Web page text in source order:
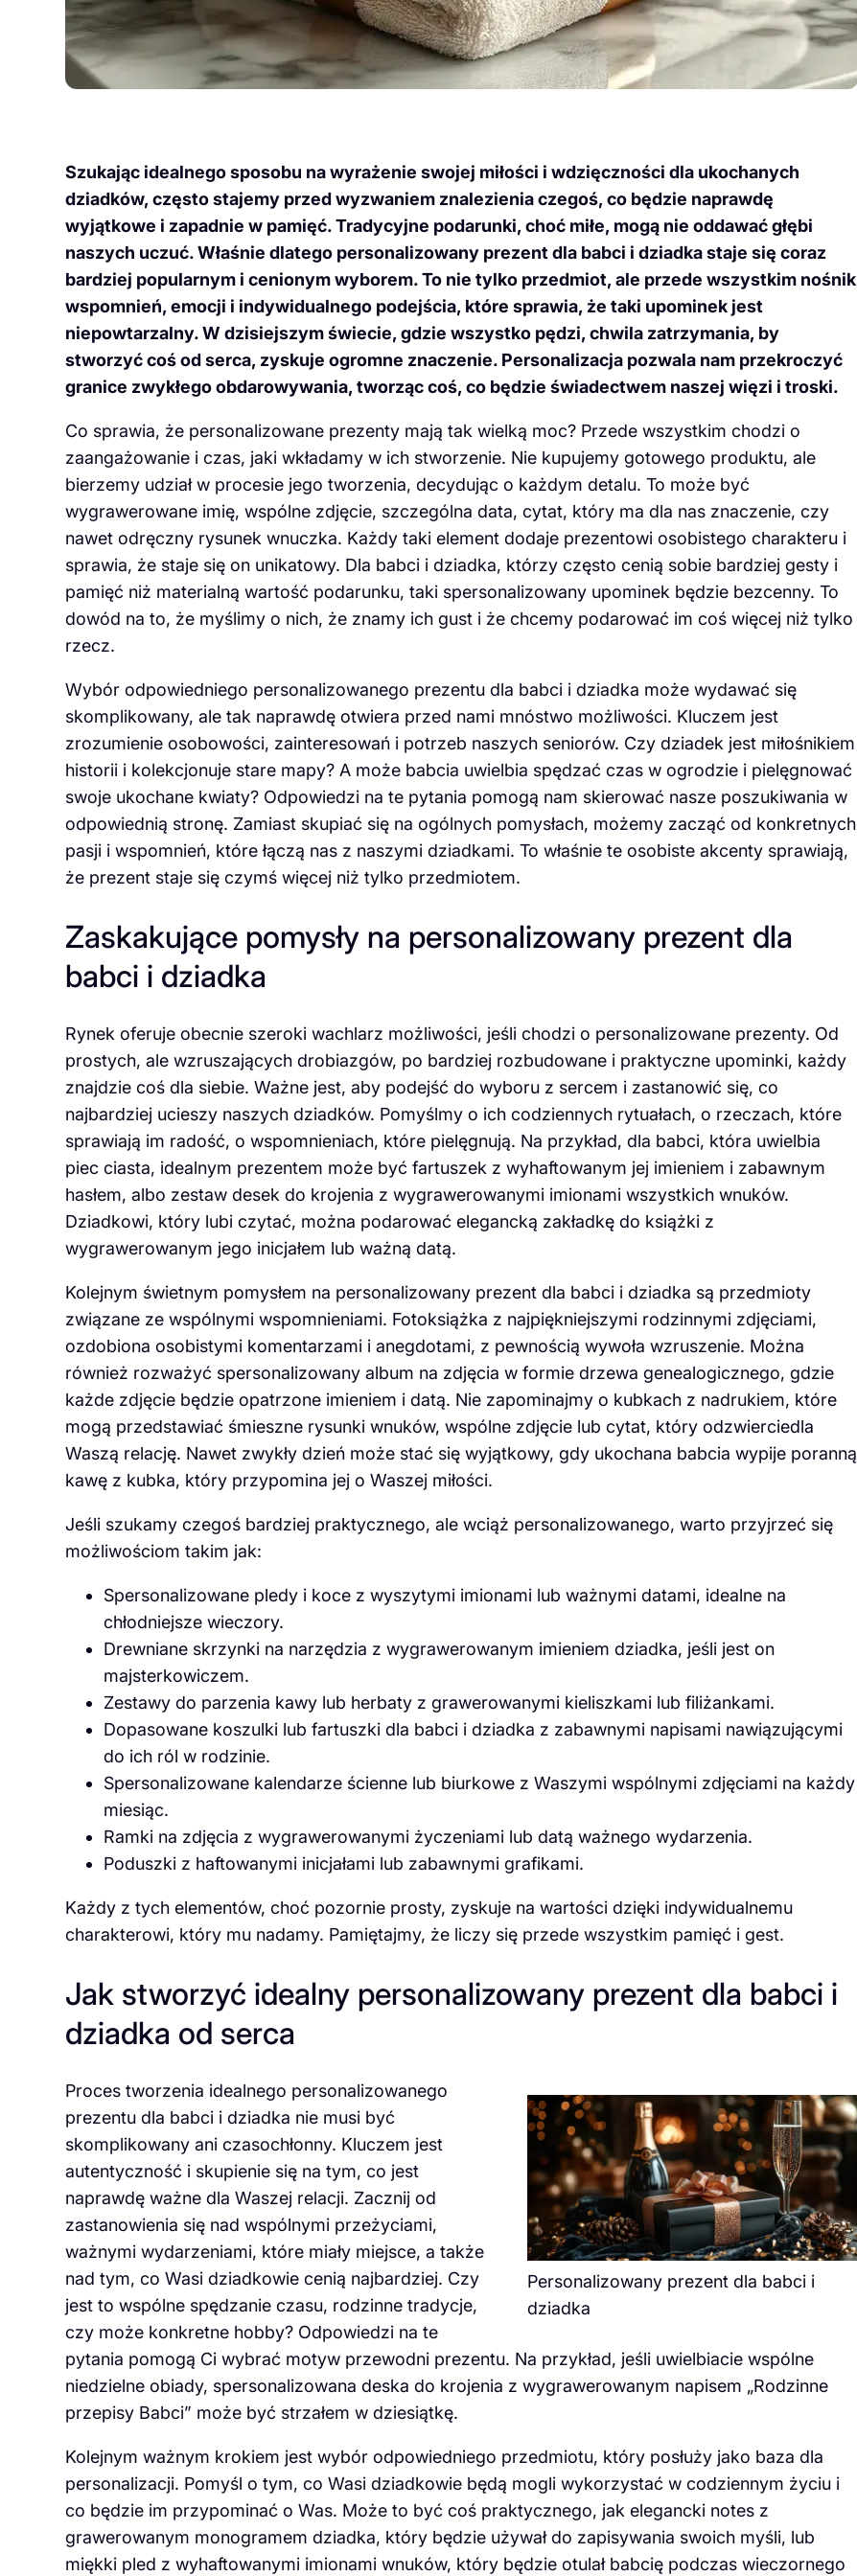
Szukając idealnego sposobu na wyrażenie swojej miłości i wdzięczności dla ukochanych
dziadków, często stajemy przed wyzwaniem znalezienia czegoś, co będzie naprawdę
wyjątkowe i zapadnie w pamięć. Tradycyjne podarunki, choć miłe, mogą nie oddawać głębi
naszych uczuć. Właśnie dlatego personalizowany prezent dla babci i dziadka staje się coraz
bardziej popularnym i cenionym wyborem. To nie tylko przedmiot, ale przede wszystkim nośnik
wspomnień, emocji i indywidualnego podejścia, które sprawia, że taki upominek jest
niepowtarzalny. W dzisiejszym świecie, gdzie wszystko pędzi, chwila zatrzymania, by
stworzyć coś od serca, zyskuje ogromne znaczenie. Personalizacja pozwala nam przekroczyć
granice zwykłego obdarowywania, tworząc coś, co będzie świadectwem naszej więzi i troski.
Co sprawia, że personalizowane prezenty mają tak wielką moc? Przede wszystkim chodzi o
zaangażowanie i czas, jaki wkładamy w ich stworzenie. Nie kupujemy gotowego produktu, ale
bierzemy udział w procesie jego tworzenia, decydując o każdym detalu. To może być
wygrawerowane imię, wspólne zdjęcie, szczególna data, cytat, który ma dla nas znaczenie, czy
nawet odręczny rysunek wnuczka. Każdy taki element dodaje prezentowi osobistego charakteru i
sprawia, że staje się on unikatowy. Dla babci i dziadka, którzy często cenią sobie bardziej gesty i
pamięć niż materialną wartość podarunku, taki spersonalizowany upominek będzie bezcenny. To
dowód na to, że myślimy o nich, że znamy ich gust i że chcemy podarować im coś więcej niż tylko
rzecz.
Wybór odpowiedniego personalizowanego prezentu dla babci i dziadka może wydawać się
skomplikowany, ale tak naprawdę otwiera przed nami mnóstwo możliwości. Kluczem jest
zrozumienie osobowości, zainteresowań i potrzeb naszych seniorów. Czy dziadek jest miłośnikiem
historii i kolekcjonuje stare mapy? A może babcia uwielbia spędzać czas w ogrodzie i pielęgnować
swoje ukochane kwiaty? Odpowiedzi na te pytania pomogą nam skierować nasze poszukiwania w
odpowiednią stronę. Zamiast skupiać się na ogólnych pomysłach, możemy zacząć od konkretnych
pasji i wspomnień, które łączą nas z naszymi dziadkami. To właśnie te osobiste akcenty sprawiają,
że prezent staje się czymś więcej niż tylko przedmiotem.
Zaskakujące pomysły na personalizowany prezent dla
babci i dziadka
Rynek oferuje obecnie szeroki wachlarz możliwości, jeśli chodzi o personalizowane prezenty. Od
prostych, ale wzruszających drobiazgów, po bardziej rozbudowane i praktyczne upominki, każdy
znajdzie coś dla siebie. Ważne jest, aby podejść do wyboru z sercem i zastanowić się, co
najbardziej ucieszy naszych dziadków. Pomyślmy o ich codziennych rytuałach, o rzeczach, które
sprawiają im radość, o wspomnieniach, które pielęgnują. Na przykład, dla babci, która uwielbia
piec ciasta, idealnym prezentem może być fartuszek z wyhaftowanym jej imieniem i zabawnym
hasłem, albo zestaw desek do krojenia z wygrawerowanymi imionami wszystkich wnuków.
Dziadkowi, który lubi czytać, można podarować elegancką zakładkę do książki z
wygrawerowanym jego inicjałem lub ważną datą.
Kolejnym świetnym pomysłem na personalizowany prezent dla babci i dziadka są przedmioty
związane ze wspólnymi wspomnieniami. Fotoksiążka z najpiękniejszymi rodzinnymi zdjęciami,
ozdobiona osobistymi komentarzami i anegdotami, z pewnością wywoła wzruszenie. Można
również rozważyć spersonalizowany album na zdjęcia w formie drzewa genealogicznego, gdzie
każde zdjęcie będzie opatrzone imieniem i datą. Nie zapominajmy o kubkach z nadrukiem, które
mogą przedstawiać śmieszne rysunki wnuków, wspólne zdjęcie lub cytat, który odzwierciedla
Waszą relację. Nawet zwykły dzień może stać się wyjątkowy, gdy ukochana babcia wypije poranną
kawę z kubka, który przypomina jej o Waszej miłości.
Jeśli szukamy czegoś bardziej praktycznego, ale wciąż personalizowanego, warto przyjrzeć się
możliwościom takim jak:
Spersonalizowane pledy i koce z wyszytymi imionami lub ważnymi datami, idealne na
chłodniejsze wieczory.
Drewniane skrzynki na narzędzia z wygrawerowanym imieniem dziadka, jeśli jest on
majsterkowiczem.
Zestawy do parzenia kawy lub herbaty z grawerowanymi kieliszkami lub filiżankami.
Dopasowane koszulki lub fartuszki dla babci i dziadka z zabawnymi napisami nawiązującymi
do ich ról w rodzinie.
Spersonalizowane kalendarze ścienne lub biurkowe z Waszymi wspólnymi zdjęciami na każdy
miesiąc.
Ramki na zdjęcia z wygrawerowanymi życzeniami lub datą ważnego wydarzenia.
Poduszki z haftowanymi inicjałami lub zabawnymi grafikami.
Każdy z tych elementów, choć pozornie prosty, zyskuje na wartości dzięki indywidualnemu
charakterowi, który mu nadamy. Pamiętajmy, że liczy się przede wszystkim pamięć i gest.
Jak stworzyć idealny personalizowany prezent dla babci i
dziadka od serca
Personalizowany prezent dla babci i
dziadka
Proces tworzenia idealnego personalizowanego
prezentu dla babci i dziadka nie musi być
skomplikowany ani czasochłonny. Kluczem jest
autentyczność i skupienie się na tym, co jest
naprawdę ważne dla Waszej relacji. Zacznij od
zastanowienia się nad wspólnymi przeżyciami,
ważnymi wydarzeniami, które miały miejsce, a także
nad tym, co Wasi dziadkowie cenią najbardziej. Czy
jest to wspólne spędzanie czasu, rodzinne tradycje,
czy może konkretne hobby? Odpowiedzi na te
pytania pomogą Ci wybrać motyw przewodni prezentu. Na przykład, jeśli uwielbiacie wspólne
niedzielne obiady, spersonalizowana deska do krojenia z wygrawerowanym napisem „Rodzinne
przepisy Babci” może być strzałem w dziesiątkę.
Kolejnym ważnym krokiem jest wybór odpowiedniego przedmiotu, który posłuży jako baza dla
personalizacji. Pomyśl o tym, co Wasi dziadkowie będą mogli wykorzystać w codziennym życiu i
co będzie im przypominać o Was. Może to być coś praktycznego, jak elegancki notes z
grawerowanym monogramem dziadka, który będzie używał do zapisywania swoich myśli, lub
miękki pled z wyhaftowanymi imionami wnuków, który będzie otulał babcię podczas wieczornego